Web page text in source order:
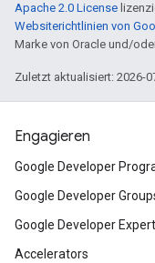
Apache 2.0 License
Websiterichtlinien von
Marke von Oracle und/
Zuletzt aktualisiert: 2026-
Engagieren
Google Developer
Google Developer
Google Developer
Accelerators